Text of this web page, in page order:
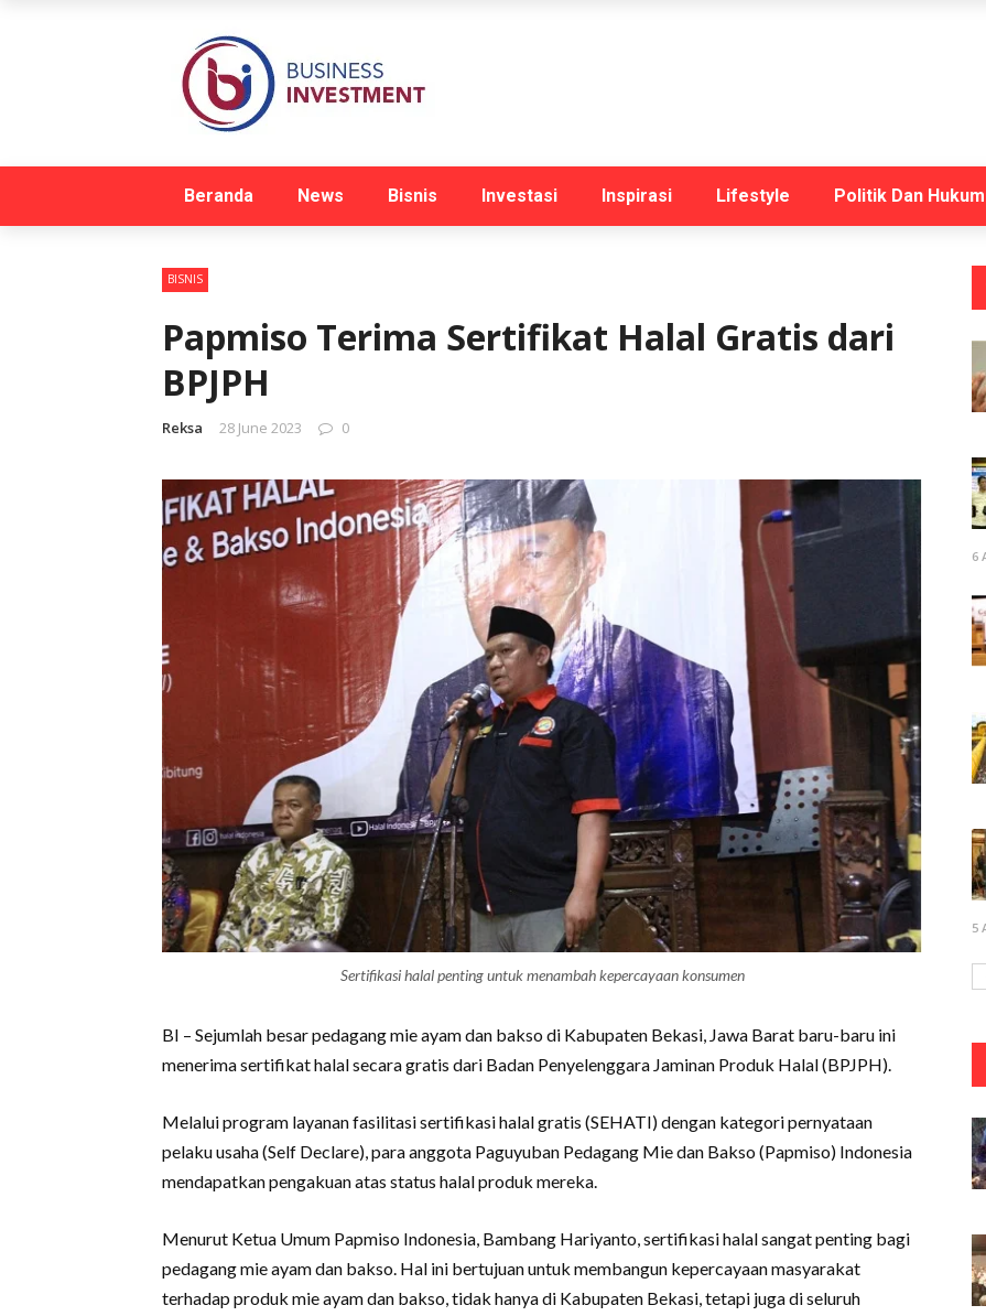
Beranda News Bisnis Investasi Inspirasi Lifestyle Politik Dan Hukum
BISNIS
Papmiso Terima Sertifikat Halal Gratis dari
BPJPH
Reksa 28 June 2023 0
Sertifikasi halal penting untuk menambah kepercayaan konsumen
BI – Sejumlah besar pedagang mie ayam dan bakso di Kabupaten Bekasi, Jawa Barat baru-baru ini
menerima sertifikat halal secara gratis dari Badan Penyelenggara Jaminan Produk Halal (BPJPH).
Melalui program layanan fasilitasi sertifikasi halal gratis (SEHATI) dengan kategori pernyataan
pelaku usaha (Self Declare), para anggota Paguyuban Pedagang Mie dan Bakso (Papmiso) Indonesia
mendapatkan pengakuan atas status halal produk mereka.
Menurut Ketua Umum Papmiso Indonesia, Bambang Hariyanto, sertifikasi halal sangat penting bagi
pedagang mie ayam dan bakso. Hal ini bertujuan untuk membangun kepercayaan masyarakat
terhadap produk mie ayam dan bakso, tidak hanya di Kabupaten Bekasi, tetapi juga di seluruh
6
5